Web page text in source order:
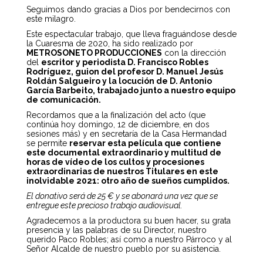
Seguimos dando gracias a Dios por bendecirnos con
este milagro.
Este espectacular trabajo, que lleva fraguándose desde
la Cuaresma de 2020, ha sido realizado por
METROSONETO PRODUCCIONES con la dirección
del escritor y periodista D. Francisco Robles
Rodríguez, guion del profesor D. Manuel Jesús
Roldán Salgueiro y la locución de D. Antonio
García Barbeito, trabajado junto a nuestro equipo
de comunicación.
Recordamos que a la finalización del acto (que
continúa hoy domingo, 12 de diciembre, en dos
sesiones más) y en secretaría de la Casa Hermandad
se permite reservar esta película que contiene
este documental extraordinario y multitud de
horas de vídeo de los cultos y procesiones
extraordinarias de nuestros Titulares en este
inolvidable 2021: otro año de sueños cumplidos.
El donativo será de 25 € y se abonará una vez que se
entregue este precioso trabajo audiovisual.
Agradecemos a la productora su buen hacer, su grata
presencia y las palabras de su Director, nuestro
querido Paco Robles; así como a nuestro Párroco y al
Señor Alcalde de nuestro pueblo por su asistencia.